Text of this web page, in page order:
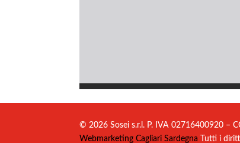
© 2026 Sosei s.r.l. P. IVA 02716400920 –
Webmarketing Cagliari Sardegna
Tutti i